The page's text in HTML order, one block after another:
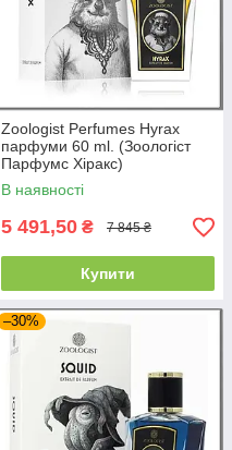
Zoologist Perfumes Hyrax
парфуми 60 ml. (Зоологіст
Парфумс Хіракс)
В наявності
5 491,50 ₴ 7 845 ₴
Купити
–30%